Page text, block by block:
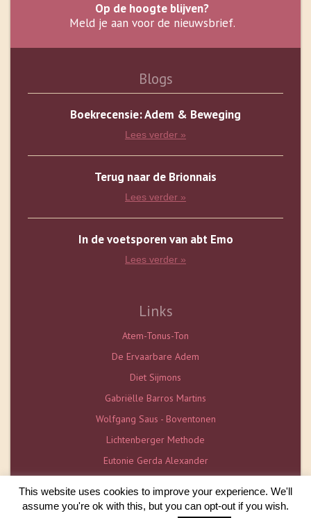
Op de hoogte blijven?
Meld je aan voor de nieuwsbrief.
Blogs
Boekrecensie: Adem & Beweging
Lees verder »
Terug naar de Brionnais
Lees verder »
In de voetsporen van abt Emo
Lees verder »
Links
Atem-Tonus-Ton
De Ervaarbare Adem
Diet Sijmons
Gabriëlle Barros Martins
Wolfgang Saus - Boventonen
Lichtenberger Methode
Eutonie Gerda Alexander
This website uses cookies to improve your experience. We'll
assume you're ok with this, but you can opt-out if you wish.